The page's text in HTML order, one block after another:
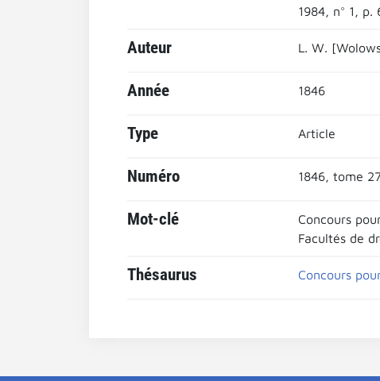
1984, n° 1, p.
Auteur L. W.
Année 1846
Type Article
Numéro 1846, tome
Mot-clé
Concours
Facultés de
Thésaurus Concours